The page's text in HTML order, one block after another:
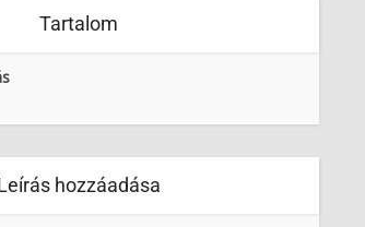
Tartalom
hozzáadása